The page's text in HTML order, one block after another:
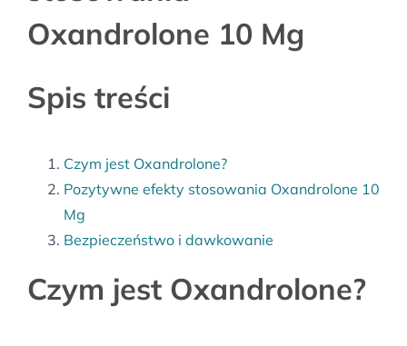
Oxandrolone 10 Mg
Spis treści
Czym jest Oxandrolone?
Pozytywne efekty stosowania Oxandrolone 10
Mg
Bezpieczeństwo i dawkowanie
Czym jest Oxandrolone?